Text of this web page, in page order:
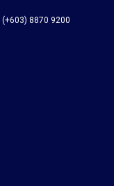
(+603) 8870 9200